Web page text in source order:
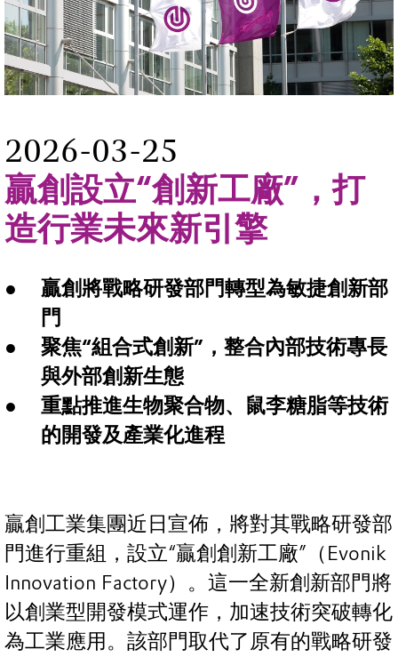
Mobile:0989-106-385
E-Mail
2026-03-25
贏創設立“創新工廠”，打
造行業未來新引擎
贏創將戰略研發部門轉型為敏捷創新部
門
聚焦“組合式創新”，整合內部技術專長
與外部創新生態
重點推進生物聚合物、鼠李糖脂等技術
的開發及產業化進程
贏創工業集團近日宣佈，將對其戰略研發部
門進行重組，設立“贏創創新工廠”（Evonik
Innovation Factory）。這一全新創新部門將
以創業型開發模式運作，加速技術突破轉化
為工業應用。該部門取代了原有的戰略研發